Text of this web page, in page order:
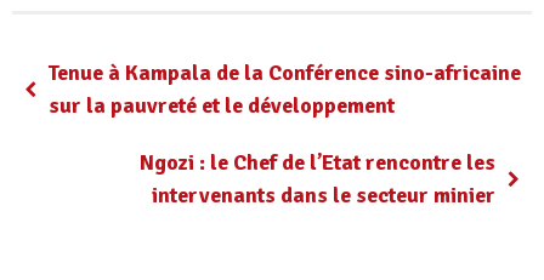
Tenue à Kampala de la Conférence sino-africaine
sur la pauvreté et le développement
Ngozi : le Chef de l’Etat rencontre les
intervenants dans le secteur minier